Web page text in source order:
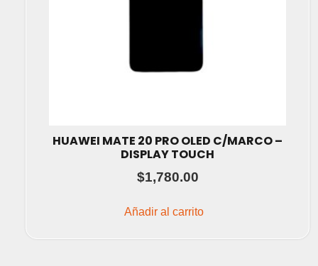
HUAWEI MATE 20 PRO OLED C/MARCO –
DISPLAY TOUCH
$1,780.00
Añadir al carrito